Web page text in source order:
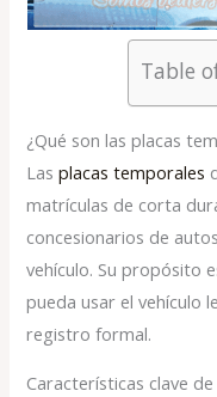
Table
¿Qué son las placas
Lasplacas temporales
matrículas de corta
concesionarios de
vehículo. Su propósito
pueda usar el vehículo
registro formal.
Características clave